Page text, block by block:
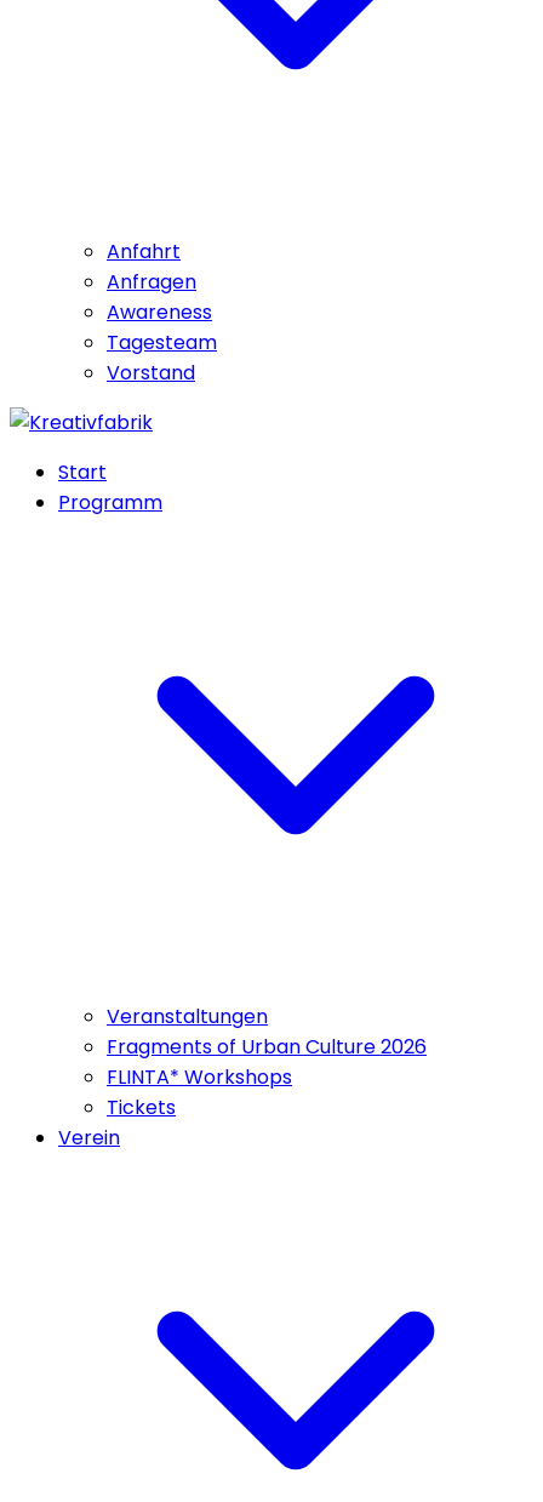
Anfahrt
Anfragen
Awareness
Tagesteam
Vorstand
Start
Programm
Veranstaltungen
Fragments of Urban Culture 2026
FLINTA* Workshops
Tickets
Verein